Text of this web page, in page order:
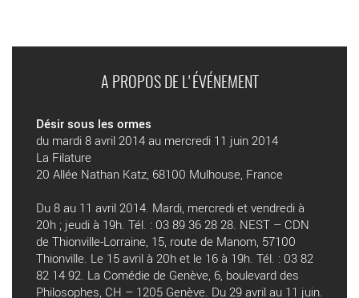
A PROPOS DE L'ÉVÉNEMENT
Désir sous les ormes
du mardi 8 avril 2014 au mercredi 11 juin 2014
La Filature
20 Allée Nathan Katz, 68100 Mulhouse, France
Du 8 au 11 avril 2014. Mardi, mercredi et vendredi à
20h ; jeudi à 19h. Tél. : 03 89 36 28 28. NEST – CDN
de Thionville-Lorraine, 15, route de Manom, 57100
Thionville. Le 15 avril à 20h et le 16 à 19h. Tél. : 03 82
82 14 92. La Comédie de Genève, 6, boulevard des
Philosophes, CH – 1205 Genève. Du 29 avril au 11 juin.